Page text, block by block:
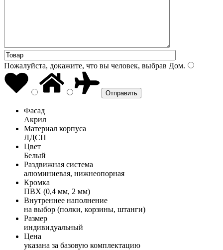
Пожалуйста, докажите, что вы человек, выбрав Дом.
Фасад
Акрил
Материал корпуса
ЛДСП
Цвет
Белый
Раздвижная система
алюминиевая, нижнеопорная
Кромка
ПВХ (0,4 мм, 2 мм)
Внутреннее наполнение
на выбор (полки, корзины, штанги)
Размер
индивидуальный
Цена
указана за базовую комплектацию